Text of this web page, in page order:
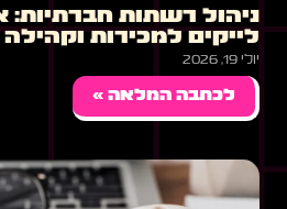
ניהול רשתות חברתיות:
לייקים למכירות
יולי 19, 2026
לכתבה המלאה »